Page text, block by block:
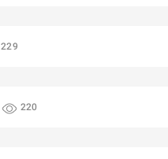
229
220